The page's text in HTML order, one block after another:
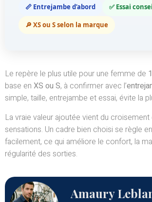
📏 Entrejambe d’abord ✅ Essai
🔎 XS ou S selon la marque
Le repère le plus utile pour une femme de
base en XS ou S, à confirmer avec l’
simple, taille, entrejambe et essai, évite la
La vraie valeur ajoutée vient du
sensations. Un cadre bien choisi se règle
facilement, ce qui améliore le confort, la
régularité des sorties.
Amaury